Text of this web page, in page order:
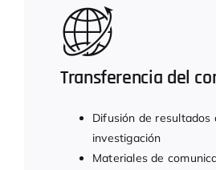
Transferencia del
Difusión de resultados
investigación
Materiales de